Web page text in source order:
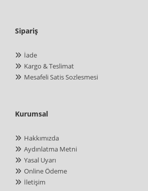
Sipariş
İade
Kargo & Teslimat
Mesafeli Satis Sozlesmesi
Kurumsal
Hakkımızda
Aydınlatma Metni
Yasal Uyarı
Online Ödeme
İletişim